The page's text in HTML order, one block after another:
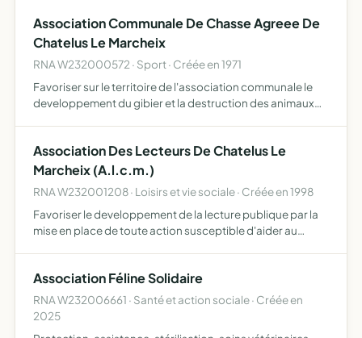
prive…
Association Communale De Chasse Agreee De
Chatelus Le Marcheix
RNA W232000572 · Sport · Créée en 1971
Favoriser sur le territoire de l'association communale le
developpement du gibier et la destruction des animaux
propriet…
Association Des Lecteurs De Chatelus Le
Marcheix (A.l.c.m.)
RNA W232001208 · Loisirs et vie sociale · Créée en 1998
Favoriser le developpement de la lecture publique par la
mise en place de toute action susceptible d'aider au
Association Féline Solidaire
RNA W232006661 · Santé et action sociale · Créée en
2025